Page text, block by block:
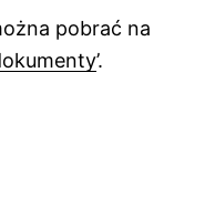
pobrać na
’.